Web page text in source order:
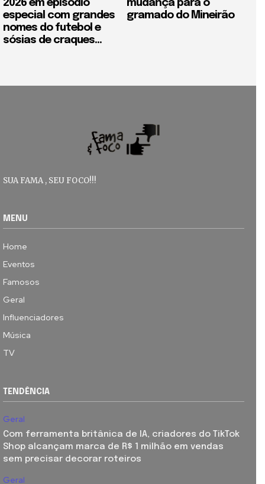
2026 em episódio
especial com grandes
nomes do futebol e
sósias de craques...
mudança para o
gramado do Mineirão
SUA FAMA , SEU FOCO!!!
MENU
Home
Eventos
Famosos
Geral
Influenciadores
Música
TV
TENDÊNCIA
Geral
Com ferramenta britânica de IA, criadores do TikTok
Shop alcançam marca de R$ 1 milhão em vendas
sem precisar decorar roteiros
Geral